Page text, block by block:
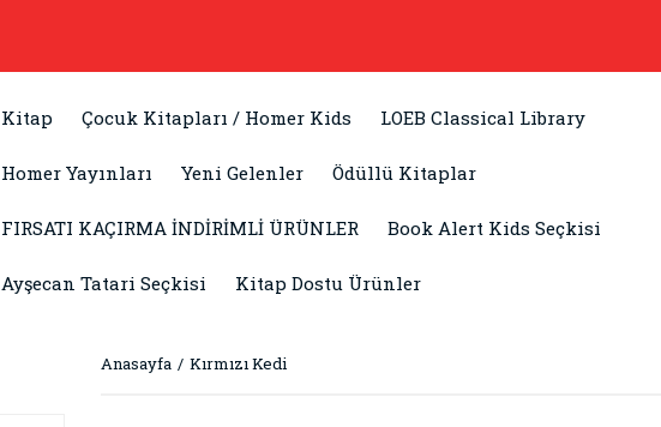
Kitap Çocuk Kitapları / Homer Kids LOEB Classical Library
Homer Yayınları Yeni Gelenler Ödüllü Kitaplar
FIRSATI KAÇIRMA İNDİRİMLİ ÜRÜNLER Book Alert Kids Seçkisi
Ayşecan Tatari Seçkisi Kitap Dostu Ürünler
Anasayfa Kırmızı Kedi